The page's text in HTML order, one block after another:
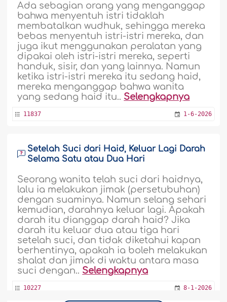
Ada sebagian orang yang menganggap
bahwa menyentuh istri tidaklah
membatalkan wudhuk, sehingga mereka
bebas menyentuh istri-istri mereka, dan
juga ikut menggunakan peralatan yang
dipakai oleh istri-istri mereka, seperti
handuk, sisir, dan yang lainnya. Namun
ketika istri-istri mereka itu sedang haid,
mereka menganggap bahwa wanita
yang sedang haid itu.. Selengkapnya
11837 1-6-2026
Setelah Suci dari Haid, Keluar Lagi Darah
Selama Satu atau Dua Hari
Seorang wanita telah suci dari haidnya,
lalu ia melakukan jimak (persetubuhan)
dengan suaminya. Namun selang sehari
kemudian, darahnya keluar lagi. Apakah
darah itu dianggap darah haid? Jika
darah itu keluar dua atau tiga hari
setelah suci, dan tidak diketahui kapan
berhentinya, apakah ia boleh melakukan
shalat dan jimak di waktu antara masa
suci dengan.. Selengkapnya
10227 8-1-2026